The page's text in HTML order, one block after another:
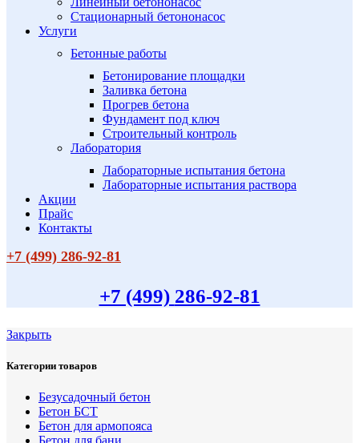
Стационарный бетононасос
Услуги
Бетонные работы
Бетонирование площадки
Заливка бетона
Прогрев бетона
Фундамент под ключ
Строительный контроль
Лаборатория
Лабораторные испытания бетона
Лабораторные испытания раствора
Акции
Прайс
Контакты
+7 (499) 286-92-81
+7 (499) 286-92-81
Закрыть
Категории товаров
Безусадочный бетон
Бетон БСТ
Бетон для армопояса